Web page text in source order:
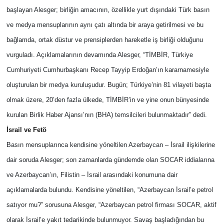
başlayan Alesger; birliğin amacının, özellikle yurt dışındaki Türk basın
ve medya mensuplarının aynı çatı altında bir araya getirilmesi ve bu
bağlamda, ortak düstur ve prensiplerden hareketle iş birliği olduğunu
vurguladı. Açıklamalarının devamında Alesger, “TİMBİR, Türkiye
Cumhuriyeti Cumhurbaşkanı Recep Tayyip Erdoğan’ın kararnamesiyle
oluşturulan bir medya kuruluşudur. Bugün; Türkiye’nin 81 vilayeti başta
olmak üzere, 20’den fazla ülkede, TİMBİR’in ve yine onun bünyesinde
kurulan Birlik Haber Ajansı’nın (BHA) temsilcileri bulunmaktadır” dedi.
İsrail ve Fetö
Basın mensuplarınca kendisine yöneltilen Azerbaycan – İsrail ilişkilerine
dair soruda Alesger; son zamanlarda gündemde olan SOCAR iddialarına
ve Azerbaycan’ın, Filistin – İsrail arasındaki konumuna dair
açıklamalarda bulundu. Kendisine yöneltilen, “Azerbaycan İsrail’e petrol
satıyor mu?” sorusuna Alesger, “Azerbaycan petrol firması SOCAR, aktif
olarak İsrail’e yakıt tedarikinde bulunmuyor. Savaş başladığından bu